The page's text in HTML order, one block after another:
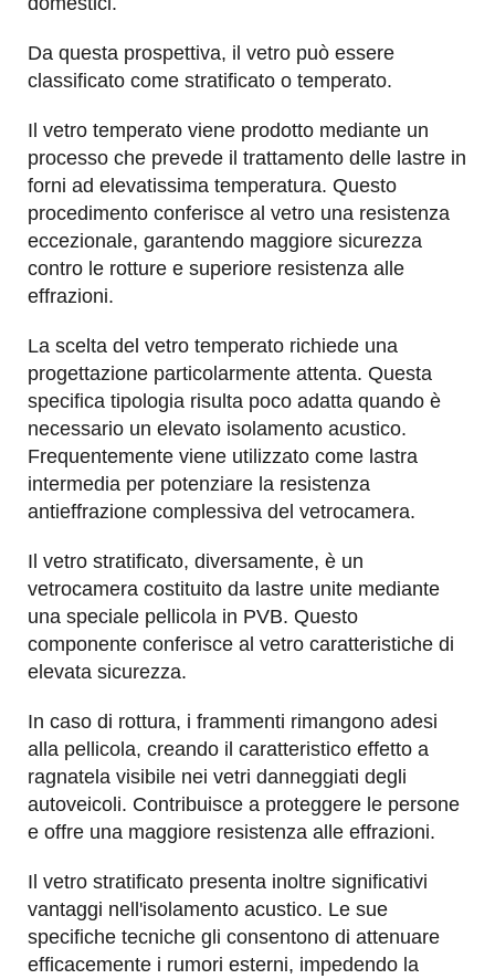
Da questa prospettiva, il vetro può essere
classificato come stratificato o temperato.
Il vetro temperato viene prodotto mediante un
processo che prevede il trattamento delle lastre in
forni ad elevatissima temperatura. Questo
procedimento conferisce al vetro una resistenza
eccezionale, garantendo maggiore sicurezza
contro le rotture e superiore resistenza alle
effrazioni.
La scelta del vetro temperato richiede una
progettazione particolarmente attenta. Questa
specifica tipologia risulta poco adatta quando è
necessario un elevato isolamento acustico.
Frequentemente viene utilizzato come lastra
intermedia per potenziare la resistenza
antieffrazione complessiva del vetrocamera.
Il vetro stratificato, diversamente, è un
vetrocamera costituito da lastre unite mediante
una speciale pellicola in PVB. Questo
componente conferisce al vetro caratteristiche di
elevata sicurezza.
In caso di rottura, i frammenti rimangono adesi
alla pellicola, creando il caratteristico effetto a
ragnatela visibile nei vetri danneggiati degli
autoveicoli. Contribuisce a proteggere le persone
e offre una maggiore resistenza alle effrazioni.
Il vetro stratificato presenta inoltre significativi
vantaggi nell'isolamento acustico. Le sue
specifiche tecniche gli consentono di attenuare
efficacemente i rumori esterni, impedendo la